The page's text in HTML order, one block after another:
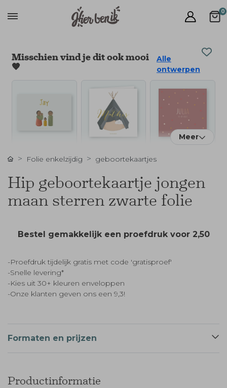
0
Misschien vind je dit ook mooi
🧡
Alle
ontwerpen
Meer
Folie enkelzijdig geboortekaartjes
Hip geboortekaartje jongen
maan sterren zwarte folie
Bestel gemakkelijk een proefdruk voor 2,50
-Proefdruk tijdelijk gratis met code 'gratisproef'
-Snelle levering*
-Kies uit 30+ kleuren enveloppen
-Onze klanten geven ons een 9,3!
Formaten en prijzen
Productinformatie